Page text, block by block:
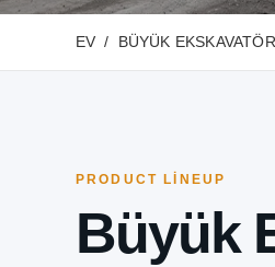
EV BÜYÜK EKSKAVATÖR
PRODUCT LINEUP
Büyük